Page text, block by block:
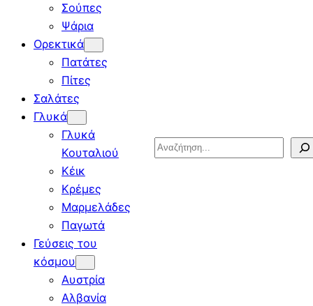
Σούπες
Ψάρια
Ορεκτικά
Πατάτες
Πίτες
Σαλάτες
Γλυκά
Γλυκά
Κουταλιού
Κέικ
Κρέμες
Μαρμελάδες
Παγωτά
Γεύσεις του
κόσμου
Αυστρία
Αλβανία
Search